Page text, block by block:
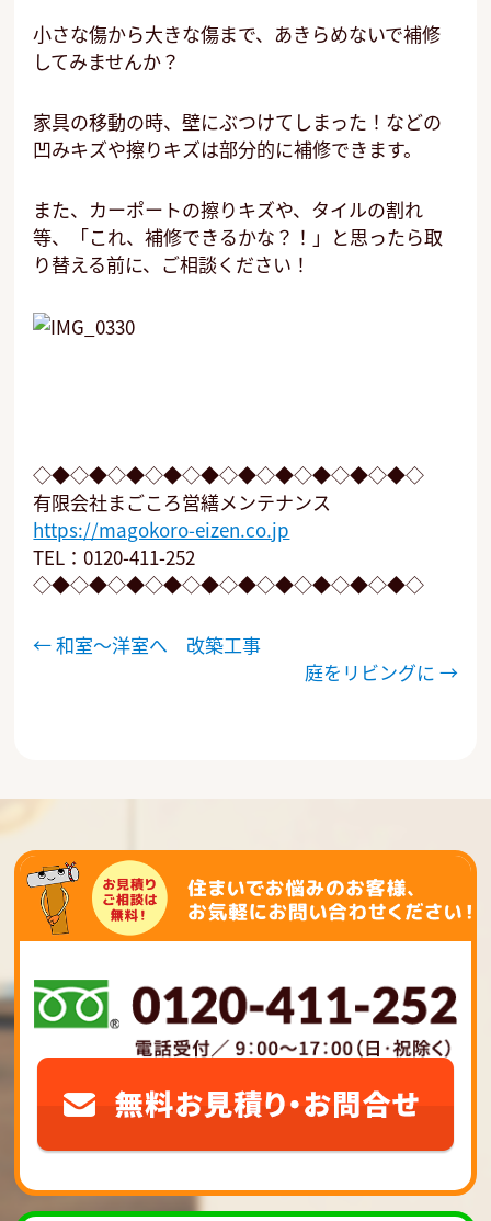
小さな傷から大きな傷まで、あきらめないで補修
してみませんか？
家具の移動の時、壁にぶつけてしまった！などの
凹みキズや擦りキズは部分的に補修できます。
また、カーポートの擦りキズや、タイルの割れ
等、「これ、補修できるかな？！」と思ったら取
り替える前に、ご相談ください！
◇◆◇◆◇◆◇◆◇◆◇◆◇◆◇◆◇◆◇◆◇
有限会社まごころ営繕メンテナンス
https://magokoro-eizen.co.jp
TEL：0120-411-252
◇◆◇◆◇◆◇◆◇◆◇◆◇◆◇◆◇◆◇◆◇
稿
シ
ョ
ン
←和室～洋室へ 改築工事
庭をリビングに →